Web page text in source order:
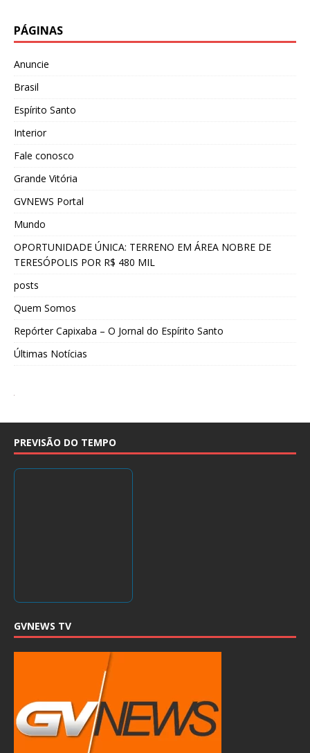
PÁGINAS
Anuncie
Brasil
Espírito Santo
Interior
Fale conosco
Grande Vitória
GVNEWS Portal
Mundo
OPORTUNIDADE ÚNICA: TERRENO EM ÁREA NOBRE DE
TERESÓPOLIS POR R$ 480 MIL
posts
Quem Somos
Repórter Capixaba – O Jornal do Espírito Santo
Últimas Notícias
PREVISÃO DO TEMPO
GVNEWS TV